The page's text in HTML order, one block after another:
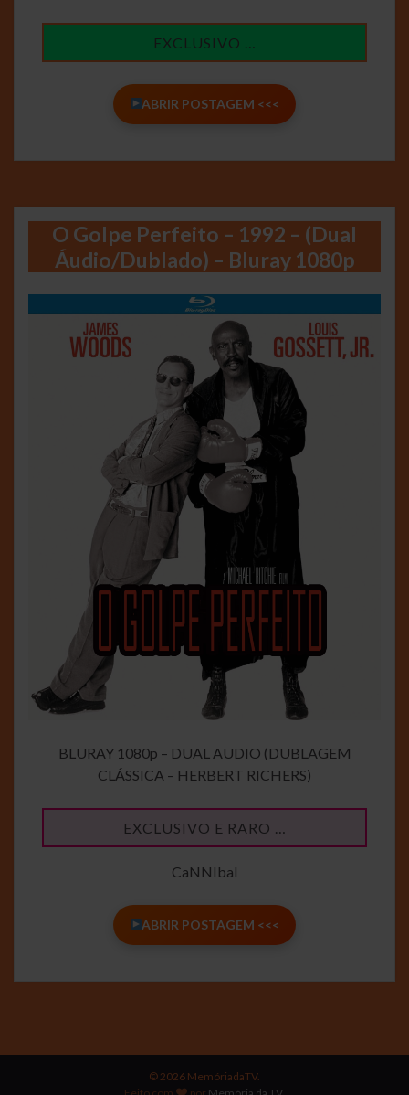
EXCLUSIVO …
ABRIR POSTAGEM <<<
O Golpe Perfeito – 1992 – (Dual
Áudio/Dublado) – Bluray 1080p
BLURAY 1080p – DUAL AUDIO (DUBLAGEM
CLÁSSICA – HERBERT RICHERS)
EXCLUSIVO E RARO …
CaNNIbal
ABRIR POSTAGEM <<<
© 2026 MemóriadaTV.